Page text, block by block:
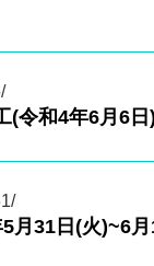
(令和4年6月6日)
月31日(火)~6